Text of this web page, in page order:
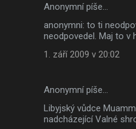
Anonymní píše…
anonymni: to ti
neodpovedel. Maj to v
1. září 2009 v 20:02
Anonymní píše…
Libyjský vůdce
nadcházející Valné